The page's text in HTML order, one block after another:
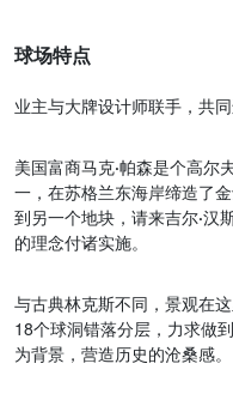
球场特点
业主与大牌设计师联手，共
美国富商马克·帕森是个高尔
一，在苏格兰东海岸缔造了
到另一个地块，请来吉尔·汉
的理念付诸实施。
与古典林克斯不同，景观在
18个球洞错落分层，力求做
为背景，营造历史的沧桑感。